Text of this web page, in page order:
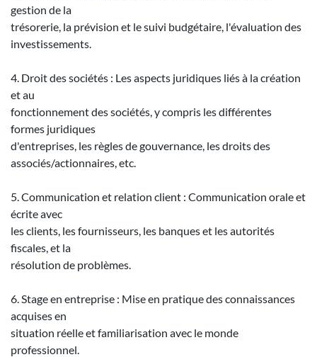
gestion de la
trésorerie, la prévision et le suivi budgétaire, l'évaluation des
investissements.
4. Droit des sociétés : Les aspects juridiques liés à la création
et au
fonctionnement des sociétés, y compris les différentes
formes juridiques
d'entreprises, les règles de gouvernance, les droits des
associés/actionnaires, etc.
5. Communication et relation client : Communication orale et
écrite avec
les clients, les fournisseurs, les banques et les autorités
fiscales, et la
résolution de problèmes.
6. Stage en entreprise : Mise en pratique des connaissances
acquises en
situation réelle et familiarisation avec le monde
professionnel.